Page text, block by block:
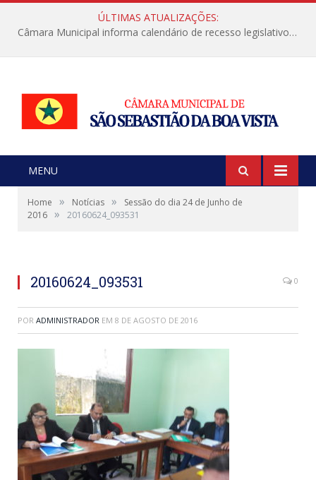
ÚLTIMAS ATUALIZAÇÕES:
Câmara Municipal informa calendário de recesso legislativo de julho
MENU
Home » Notícias »
Sessão do dia 24 de Junho de
2016 » 20160624_093531
20160624_093531 0
POR ADMINISTRADOR EM 8 DE AGOSTO DE 2016